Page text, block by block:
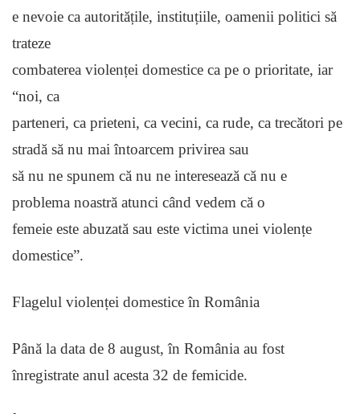
e nevoie ca autoritățile, instituțiile, oamenii politici să
trateze
combaterea violenței domestice ca pe o prioritate, iar
“noi, ca
parteneri, ca prieteni, ca vecini, ca rude, ca trecători pe
stradă să nu mai întoarcem privirea sau
să nu ne spunem că nu ne interesează că nu e
problema noastră atunci când vedem că o
femeie este abuzată sau este victima unei violențe
domestice”.
Flagelul violenței domestice în România
Până la data de 8 august, în România au fost
înregistrate anul acesta 32 de femicide.